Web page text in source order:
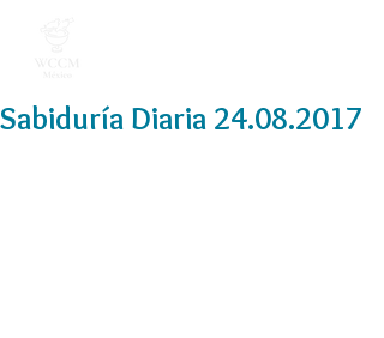
Sabiduría Diaria 24.08.2017